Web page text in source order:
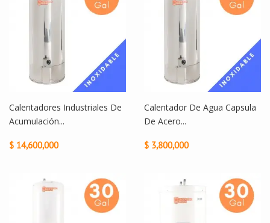
Calentadores Industriales De
Acumulación...
$ 14,600,000
Calentador De Agua Capsula
De Acero...
$ 3,800,000